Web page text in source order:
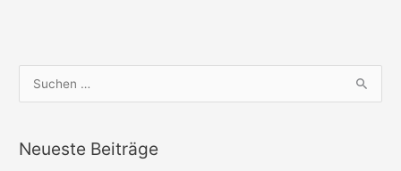
u
h
Neueste Beiträge